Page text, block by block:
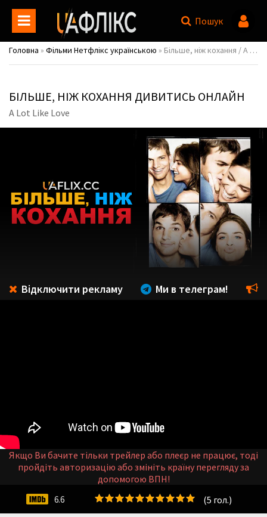
Пошук
Головна » Фільми Нетфлікс українською » Більше, ніж кохання / A Lot Like Love
БІЛЬШЕ, НІЖ КОХАННЯ ДИВИТИСЬ ОНЛАЙН
A Lot Like Love
(5 гол.)
6.6
Відключити рекламу Ми в телеграм!
Якщо Ви бачите тільки трейлер або плеєр не працює, тоді
пройдіть авторизацію або змініть країну перегляду за
допомогою ВПН!